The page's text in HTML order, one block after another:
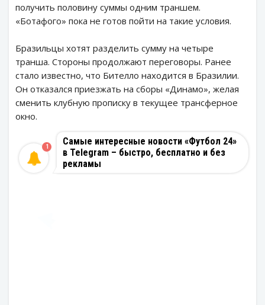
получить половину суммы одним траншем.
«Ботафого» пока не готов пойти на такие условия.
Бразильцы хотят разделить сумму на четыре
транша. Стороны продолжают переговоры. Ранее
стало известно, что Бителло находится в Бразилии.
Он отказался приезжать на сборы «Динамо», желая
сменить клубную прописку в текущее трансферное
окно.
Самые интересные новости «Футбол 24»
в Telegram – быстро, бесплатно и без
рекламы
1